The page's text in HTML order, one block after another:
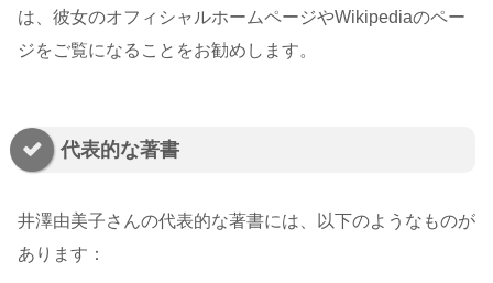
は、彼女のオフィシャルホームページやWikipediaのペー
ジをご覧になることをお勧めします。
代表的な著書
井澤由美子さんの代表的な著書には、以下のようなものが
あります：